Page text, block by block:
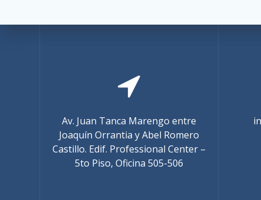
Av. Juan Tanca Marengo entre
Joaquín Orrantia y Abel Romero
Castillo. Edif. Professional Center –
5to Piso, Oficina 505-506